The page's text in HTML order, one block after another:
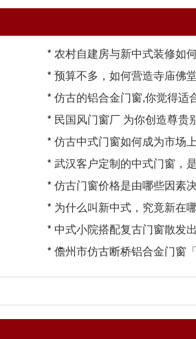
*
*
*
*
*
*
* 仿古门窗价格是由哪些因素
* 为什么叫新中式，究竟新在
*
*